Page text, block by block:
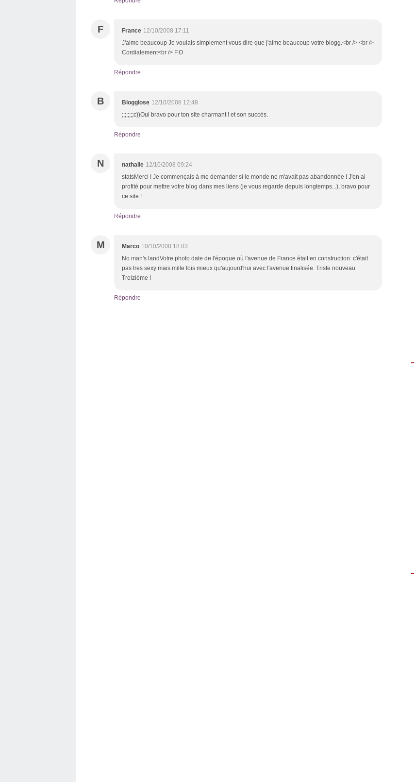
F France 12/10/2008 17:11
J'aime beaucoup Je voulais simplement vous dire que j'aime beaucoup votre blogg.<br /> <br />
Cordialement<br /> F.O
Répondre
B Blogglose 12/10/2008 12:48
;;;;;;;;c))Oui bravo pour ton site charmant ! et son succès.
Répondre
N nathalie 12/10/2008 09:24
statsMerci ! Je commençais à me demander si le monde ne m'avait pas abandonnée ! J'en ai
profité pour mettre votre blog dans mes liens (je vous regarde depuis longtemps...), bravo pour
ce site !
Répondre
M Marco 10/10/2008 18:03
No man's landVotre photo date de l'époque où l'avenue de France était en construction: c'était
pas tres sexy mais mille fois mieux qu'aujourd'hui avec l'avenue finalisée. Triste nouveau
Treizième !
Répondre